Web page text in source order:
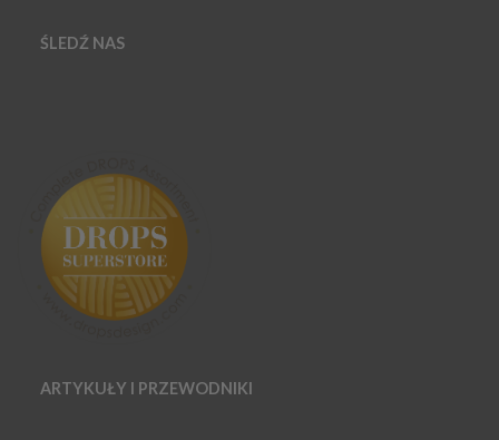
ŚLEDŹ NAS
ARTYKUŁY I PRZEWODNIKI